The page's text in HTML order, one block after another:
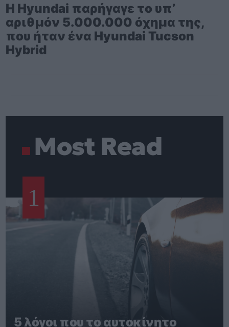
Η Hyundai παρήγαγε το υπ’
αριθμόν 5.000.000 όχημα της,
που ήταν ένα Hyundai Tucson
Hybrid
Most Read
1
5 λόγοι που το αυτοκίνητο